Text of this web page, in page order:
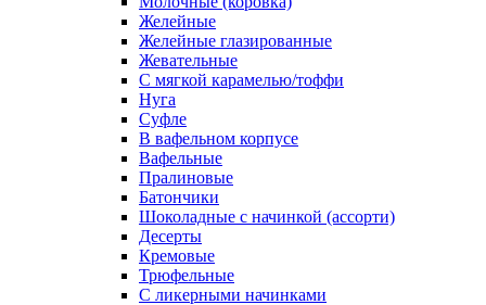
Желейные
Желейные глазированные
Жевательные
С мягкой карамелью/тоффи
Нуга
Суфле
В вафельном корпусе
Вафельные
Пралиновые
Батончики
Шоколадные с начинкой (ассорти)
Десерты
Кремовые
Трюфельные
С ликерными начинками